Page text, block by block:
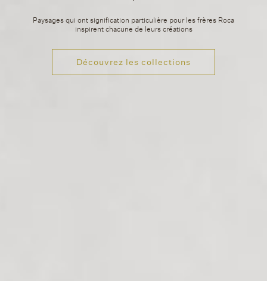
Paysages qui ont signification particulière pour les frères Roca
inspirent chacune de leurs créations
Découvrez les collections